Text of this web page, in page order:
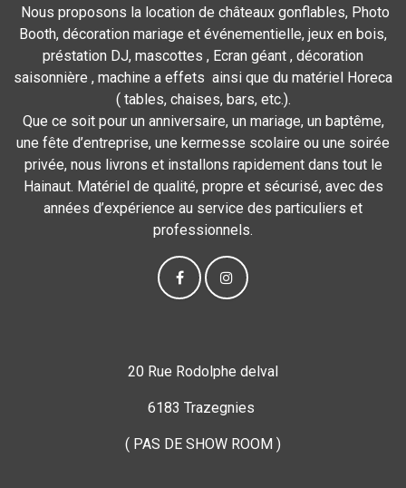
Nous proposons la location de châteaux gonflables, Photo
Booth, décoration mariage et événementielle, jeux en bois,
préstation DJ, mascottes , Ecran géant , décoration
saisonnière , machine a effets ainsi que du matériel Horeca
( tables, chaises, bars, etc.).
Que ce soit pour un anniversaire, un mariage, un baptême,
une fête d’entreprise, une kermesse scolaire ou une soirée
privée, nous livrons et installons rapidement dans tout le
Hainaut. Matériel de qualité, propre et sécurisé, avec des
années d’expérience au service des particuliers et
professionnels.
20 Rue Rodolphe delval
6183 Trazegnies
( PAS DE SHOW ROOM )